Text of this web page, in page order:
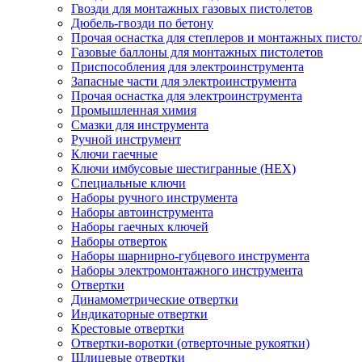
Гвозди для монтажных газовых пистолетов
Дюбель-гвозди по бетону
Прочая оснастка для степлеров и монтажных
Газовые баллоны для монтажных пистолетов
Приспособления для электроинструмента
Запасные части для электроинструмента
Прочая оснастка для электроинструмента
Промышленная химия
Смазки для инструмента
Ручной инструмент
Ключи гаечные
Ключи имбусовые шестигранные (HEX)
Специальные ключи
Наборы ручного инструмента
Наборы автоинструмента
Наборы гаечных ключей
Наборы отверток
Наборы шарнирно-губцевого инструмента
Наборы электромонтажного инструмента
Отвертки
Динамометрические отвертки
Индикаторные отвертки
Крестовые отвертки
Отвертки-воротки (отверточные рукоятки)
Шлицевые отвертки